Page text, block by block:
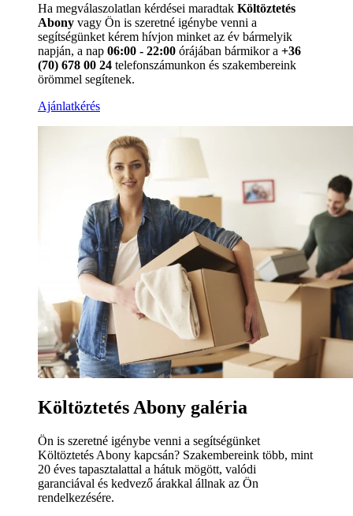
Ha megválaszolatlan kérdései maradtak Költöztetés
Abony vagy Ön is szeretné igénybe venni a
segítségünket kérem hívjon minket az év bármelyik
napján, a nap 06:00 - 22:00 órájában bármikor a +36
(70) 678 00 24 telefonszámunkon és szakembereink
örömmel segítenek.
Ajánlatkérés
Költöztetés Abony galéria
Ön is szeretné igénybe venni a segítségünket
Költöztetés Abony kapcsán? Szakembereink több, mint
20 éves tapasztalattal a hátuk mögött, valódi
garanciával és kedvező árakkal állnak az Ön
rendelkezésére.